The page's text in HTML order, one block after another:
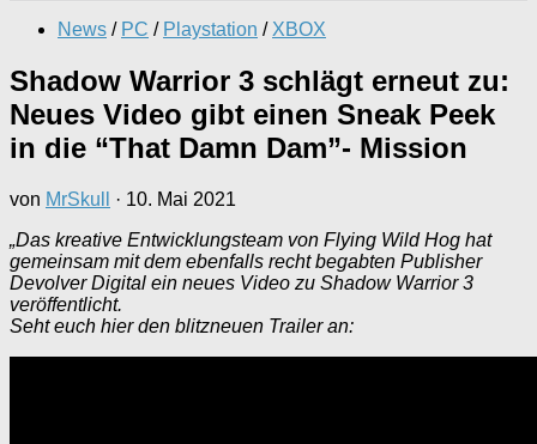
News / PC / Playstation / XBOX
Shadow Warrior 3 schlägt erneut zu:
Neues Video gibt einen Sneak Peek
in die “That Damn Dam”- Mission
von MrSkull · 10. Mai 2021
„Das kreative Entwicklungsteam von Flying Wild Hog hat
gemeinsam mit dem ebenfalls recht begabten Publisher
Devolver Digital ein neues Video zu Shadow Warrior 3
veröffentlicht.
Seht euch hier den blitzneuen Trailer an: